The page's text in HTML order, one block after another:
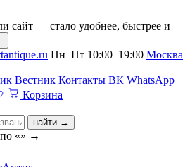
сайт — стало удобнее, быстрее и
Пн–Пт 10:00–19:00 Москва
Вестник Контакты ВК WhatsApp
Корзина
найти →
«» →